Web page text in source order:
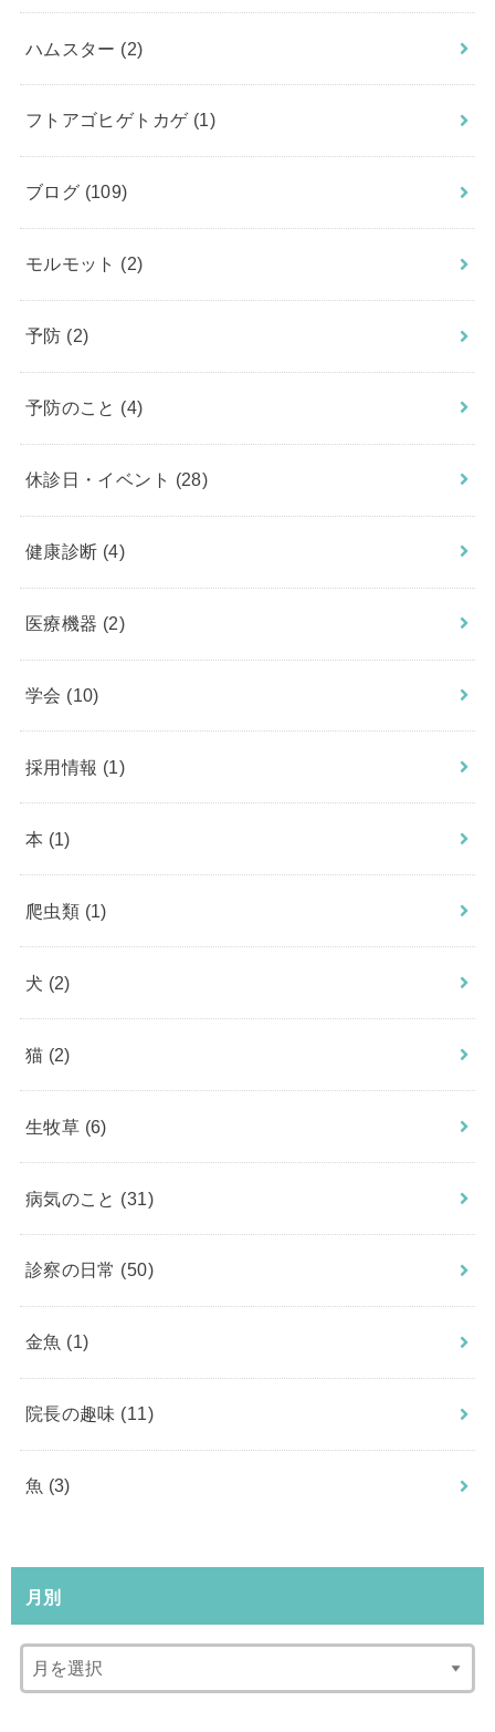
ハムスター (2)
フトアゴヒゲトカゲ (1)
ブログ (109)
モルモット (2)
予防 (2)
予防のこと (4)
休診日・イベント (28)
健康診断 (4)
医療機器 (2)
学会 (10)
採用情報 (1)
本 (1)
爬虫類 (1)
犬 (2)
猫 (2)
生牧草 (6)
病気のこと (31)
診察の日常 (50)
金魚 (1)
院長の趣味 (11)
魚 (3)
月別